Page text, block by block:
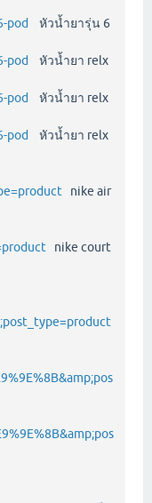
pod
หัวน้ำยารุ่น 6
pod
หัวน้ำยา relx
pod
หัวน้ำยา relx
pod
หัวน้ำยา relx
nike air
nike court